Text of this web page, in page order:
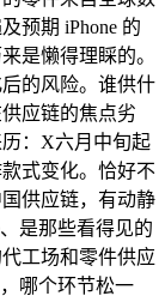
预期 iPhone 的
是懒得理睬的。
的风险。谁供什
应链的焦点劣
：X六月中旬起
式变化。恰好不
供应链，有动静
是那些看得见的
工场和零件供应
哪个环节松一